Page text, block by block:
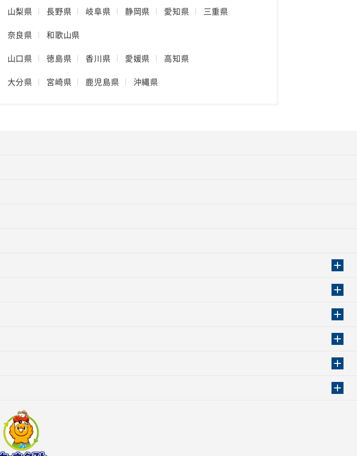
山梨県 長野県 岐阜県 静岡県 愛知県 三重県
奈良県 和歌山県
山口県 徳島県 香川県 愛媛県 高知県
大分県 宮崎県 鹿児島県 沖縄県